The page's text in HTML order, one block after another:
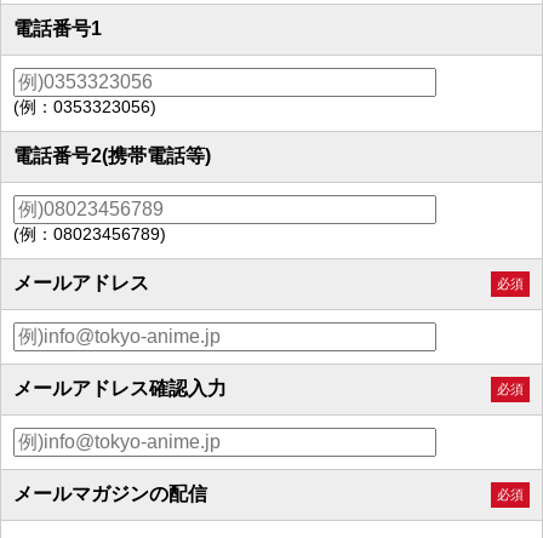
電話番号1
(例：0353323056)
電話番号2(携帯電話等)
(例：08023456789)
メールアドレス 必須
メールアドレス確認入力 必須
メールマガジンの配信 必須